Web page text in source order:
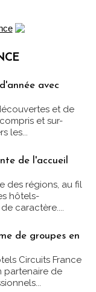
avec
et de
et sur-
les...
de l'accueil
des régions, au fil
hôtels-
caractère....
de groupes en
Circuits France
partenaire de